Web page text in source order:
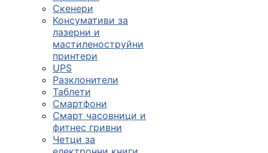
Скенери
Консумативи за
лазерни и
мастиленоструйни
принтери
UPS
Разклонители
Таблети
Смартфони
Смарт часовници и
фитнес гривни
Четци за